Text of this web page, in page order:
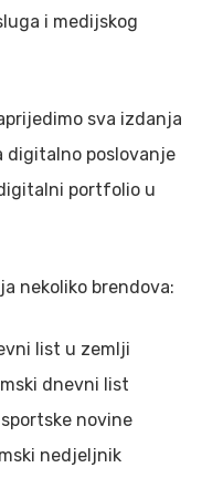
i medijskog
sva izdanja
digitalno poslovanje
portfolio u
nekoliko brendova:
list u zemlji
dnevni list
novine
nedjeljnik